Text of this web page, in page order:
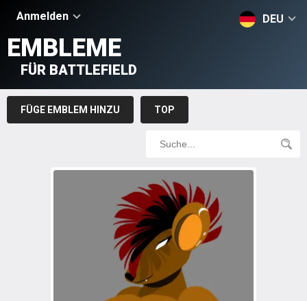
Anmelden DEU
EMBLEME
FÜR BATTLEFIELD
FÜGE EMBLEM HINZU TOP